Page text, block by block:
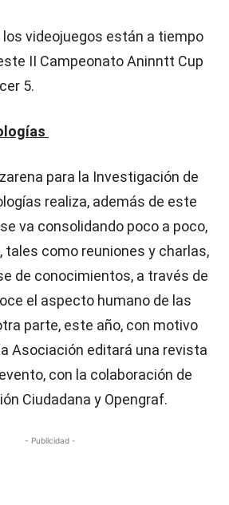
videojuegos están a tiempo
II Campeonato Aninntt Cup
5.
para la Investigación de
realiza, además de este
va consolidando poco a poco,
como reuniones y charlas,
de conocimientos, a través de
el aspecto humano de las
parte, este año, con motivo
Asociación editará una revista
con la colaboración de
Ciudadana y Opengraf.
- Publicidad -